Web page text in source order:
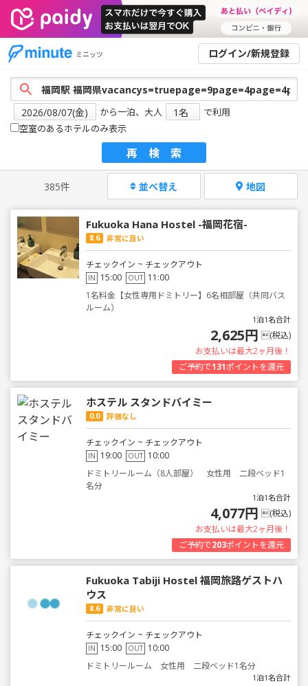
ミニッツ ログイン/新規登録
から一泊、大人
で利用
空室のあるホテルのみ表示
再検索
385件 並べ替え 地図
Fukuoka Hana Hostel -福岡花宿-
8.6 非常に良い
チェックイン ~ チェックアウト
IN 15:00 OUT 11:00
1名料金【女性専用ドミトリー】6名相部屋（共同バス
ルーム）
1泊1名合計
2,625円 (税込)
お支払いは最大2ヶ月後！
ご予約で131ポイントを還元
ホステル スタンドバイミー
0.0 評価なし
チェックイン ~ チェックアウト
IN 19:00 OUT 10:00
ドミトリールーム（8人部屋） 女性用 二段ベッド1
名分
1泊1名合計
4,077円 (税込)
お支払いは最大2ヶ月後！
ご予約で203ポイントを還元
Fukuoka Tabiji Hostel 福岡旅路ゲストハ
ウス
8.6 非常に良い
チェックイン ~ チェックアウト
IN 15:00 OUT 10:00
ドミトリールーム 女性用 二段ベッド1名分
1泊1名合計